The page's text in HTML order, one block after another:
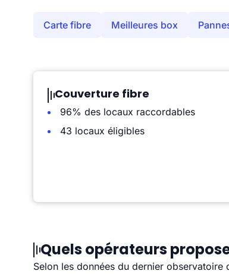
Carte fibre Meilleures box
Couverture fibre
96% des locaux raccordables
43 locaux éligibles
Quels opérateurs
Selon les données du dernier observatoire